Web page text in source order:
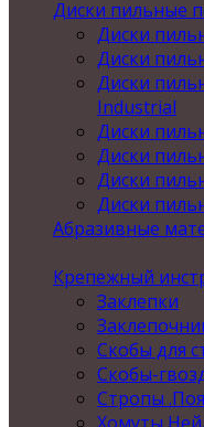
Диски пильные
Диски
Диски
Диски
Industrial
Диски
Диски
Диски
Диски
Абразивные
Крепежный
Заклепки
Скобы для
Скобы-
Стропы